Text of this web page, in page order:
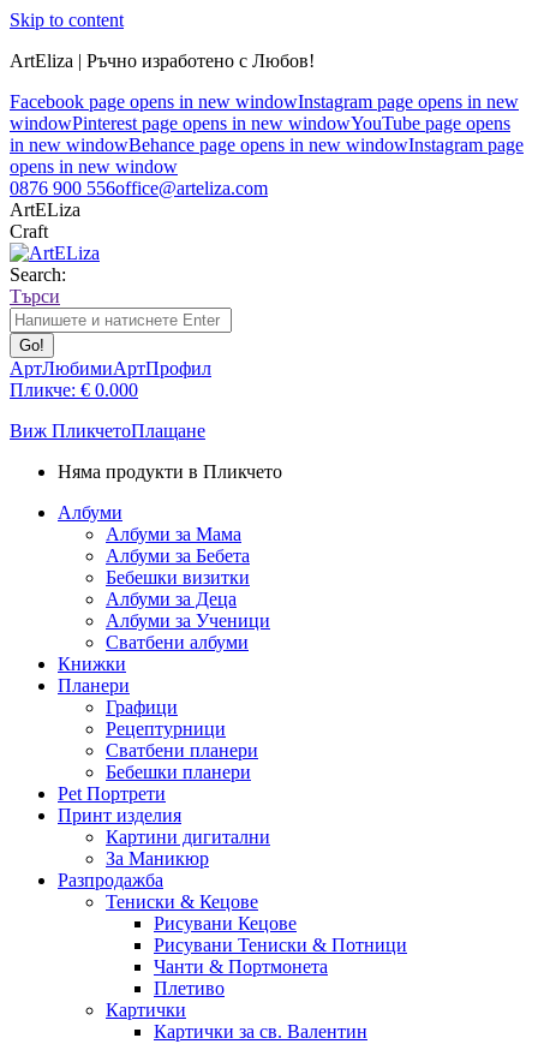
Skip to content
ArtEliza | Ръчно изработено с Любов!
Facebook page opens in new windowInstagram page opens in new
windowPinterest page opens in new windowYouTube page opens
in new windowBehance page opens in new windowInstagram page
opens in new window
0876 900 556office@arteliza.com
ArtELiza
Craft
Search:
Търси
АртЛюбимиАртПрофил
Пликче: € 0.000
Виж ПликчетоПлащане
Няма продукти в Пликчето
Албуми
Албуми за Мама
Албуми за Бебета
Бебешки визитки
Албуми за Деца
Албуми за Ученици
Сватбени албуми
Книжки
Планери
Графици
Рецептурници
Сватбени планери
Бебешки планери
Pet Портрети
Принт изделия
Картини дигитални
За Маникюр
Разпродажба
Тениски & Кецове
Рисувани Кецове
Рисувани Тениски & Потници
Чанти & Портмонета
Плетиво
Картички
Картички за св. Валентин